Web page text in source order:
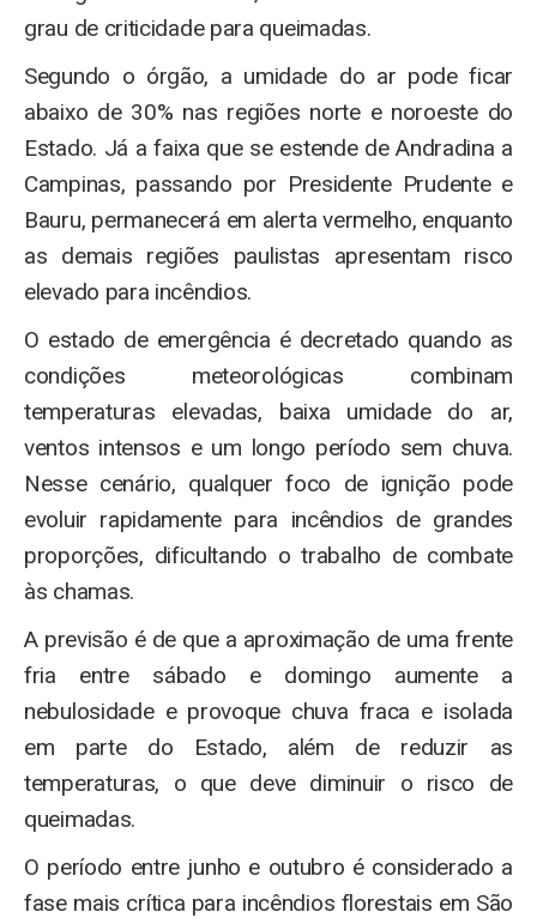
grau de criticidade para queimadas.
Segundo o órgão, a umidade do ar pode ficar
abaixo de 30% nas regiões norte e noroeste do
Estado. Já a faixa que se estende de Andradina a
Campinas, passando por Presidente Prudente e
Bauru, permanecerá em alerta vermelho, enquanto
as demais regiões paulistas apresentam risco
elevado para incêndios.
O estado de emergência é decretado quando as
condições meteorológicas combinam
temperaturas elevadas, baixa umidade do ar,
ventos intensos e um longo período sem chuva.
Nesse cenário, qualquer foco de ignição pode
evoluir rapidamente para incêndios de grandes
proporções, dificultando o trabalho de combate
às chamas.
A previsão é de que a aproximação de uma frente
fria entre sábado e domingo aumente a
nebulosidade e provoque chuva fraca e isolada
em parte do Estado, além de reduzir as
temperaturas, o que deve diminuir o risco de
queimadas.
O período entre junho e outubro é considerado a
fase mais crítica para incêndios florestais em São